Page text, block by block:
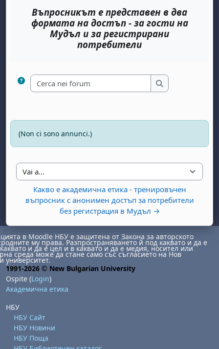
Въпросникът е представен в два
формата на достъп - за гости на
Мудъл и за регистрирани
потребители
Cerca nei forum
Cerca nei forum
(Non ci sono annunci.)
Vai a...
Какво е академична етика - тренировъчен
въпросник с анонимен достъп за потребители
без регистрация в Мудъл →
1 agosto
domenica 2 agosto
7 agosto
8 agosto
domenica 9 agosto
14 agosto
15 agosto
domenica 16 agosto
21 agosto
22 agosto
domenica 23 agosto
28 agosto
29 agosto
domenica 30 agosto
в Moodle НБУ е защитена от Закона за авторското
му права. Разпространяването й под каквато и да е
и да е цел и в каквато и да е медия, носител или
среда може да стане само със съгласието на Нов
университет.
1991-2026 © New Bulgarian University
Ospite (Login)
Академична етика
НБУ
НБУ Сайт
НБУ Новини
НБУ Поща